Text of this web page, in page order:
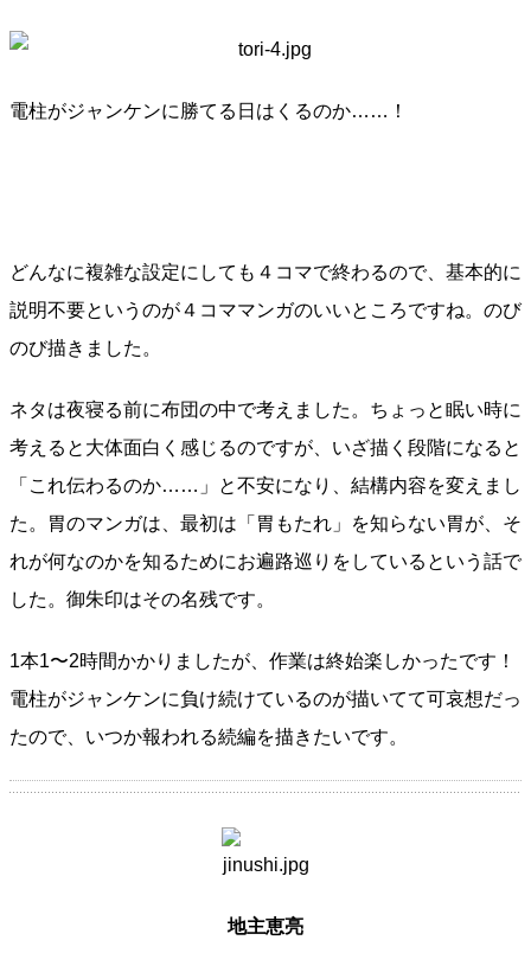
電柱がジャンケンに勝てる日はくるのか……！
どんなに複雑な設定にしても４コマで終わるので、基本的に
説明不要というのが４コママンガのいいところですね。のび
のび描きました。
ネタは夜寝る前に布団の中で考えました。ちょっと眠い時に
考えると大体面白く感じるのですが、いざ描く段階になると
「これ伝わるのか……」と不安になり、結構内容を変えまし
た。胃のマンガは、最初は「胃もたれ」を知らない胃が、そ
れが何なのかを知るためにお遍路巡りをしているという話で
した。御朱印はその名残です。
1本1〜2時間かかりましたが、作業は終始楽しかったです！
電柱がジャンケンに負け続けているのが描いてて可哀想だっ
たので、いつか報われる続編を描きたいです。
地主恵亮